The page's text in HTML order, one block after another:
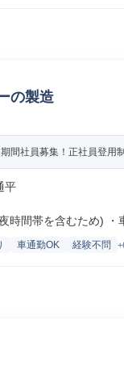
の製造
間社員募集！正社員登用
平
時間帯を含むため) ・
車通勤OK 経験不問